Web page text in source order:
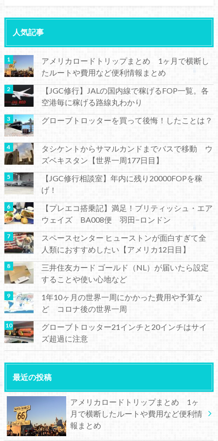
人気記事
アメリカロードトリップまとめ 1ヶ月で横断し
たルートや費用など便利情報まとめ
【JGC修行】JALの国内線で稼げるFOP一覧。各
空港毎に稼げる路線丸わかり
グローブトロッターを買って後悔！したことは？
タシケントからサマルカンドまでバスで移動 ウ
ズベキスタン【世界一周177日目】
【JGC修行相談室】年内に残り20000FOPを稼
げ！
【プレエコ搭乗記】満足！ブリティッシュ・エア
ウェイズ BA008便 羽田−ロンドン
スペースセンター ヒューストンが面白すぎて全
人類におすすめしたい【アメリカ12日目】
三井住友カード ゴールド（NL）が届いたら設定
することや使い心地など
1年10ヶ月の世界一周にかかった費用や予算な
ど コロナ後の世界一周
グローブトロッター21インチと20インチはサイ
ズ超過に注意
最近の投稿
アメリカロードトリップまとめ 1ヶ
月で横断したルートや費用など便利情
報まとめ